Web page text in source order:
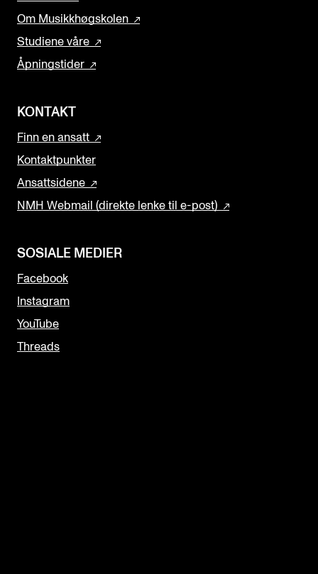
Om Musikkhøgskolen
Studiene våre
Åpningstider
KONTAKT
Finn en ansatt
Kontaktpunkter
Ansattsidene
NMH Webmail (direkte lenke til e-post)
SOSIALE MEDIER
Facebook
Instagram
YouTube
Threads